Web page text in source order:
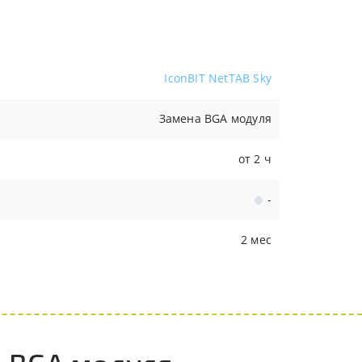
IconBIT NetTAB Sky
Замена BGA модуля
от 2 ч
-
2 мес